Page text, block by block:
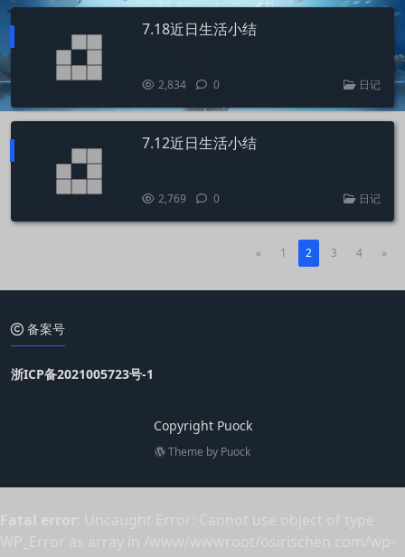
7.18近日生活小结
2,834 0 日记
7.12近日生活小结
2,769 0 日记
« 1 2 3 4 »
备案号
浙ICP备2021005723号-1
Copyright Puock
Theme by Puock